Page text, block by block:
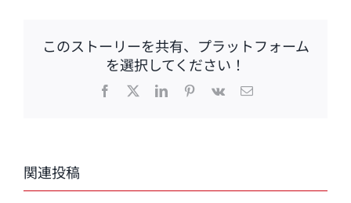
このストーリーを共有、プラットフォーム
を選択してください！
Facebook
X LinkedInPinterest
Vk
電
関連投稿